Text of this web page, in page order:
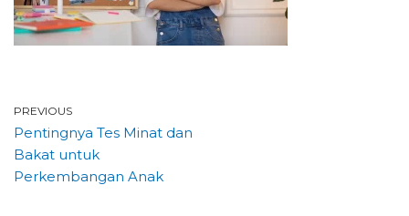
PREVIOUS
Pentingnya Tes Minat dan
Bakat untuk
Perkembangan Anak